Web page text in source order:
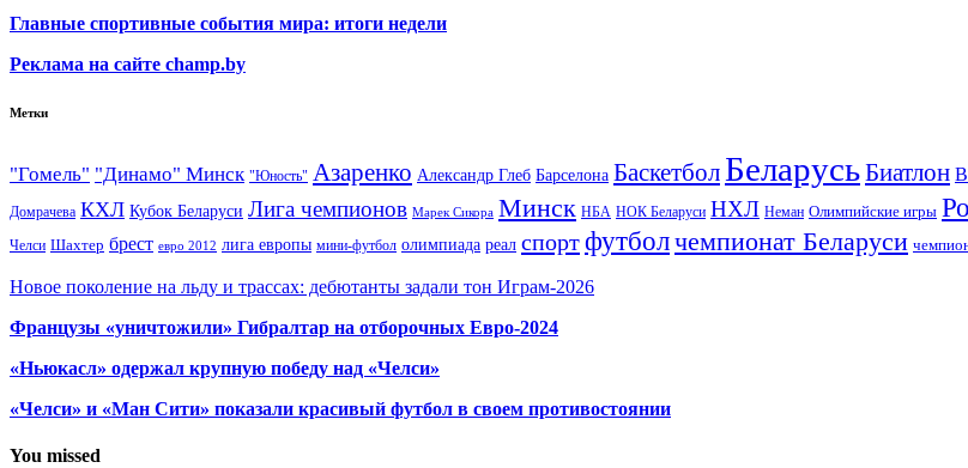
Главные спортивные события мира: итоги недели
Реклама на сайте champ.by
Метки
"Гомель" "Динамо" Минск "Юность" Азаренко Александр Глеб Барселона Баскетбол БеларусьБиатлон
Домрачева КХЛ Кубок Беларуси Лига чемпионов Марек Сикора Минск НБА НОК Беларуси НХЛ Неман Олимпийские игры
Челси Шахтер брест евро 2012 лига европы мини-футбол олимпиада реал спортфутболчемпионат Беларуси
Новое поколение на льду и трассах: дебютанты задали тон Играм-2026
Французы «уничтожили» Гибралтар на отборочных Евро-2024
«Ньюкасл» одержал крупную победу над «Челси»
«Челси» и «Ман Сити» показали красивый футбол в своем противостоянии
You missed